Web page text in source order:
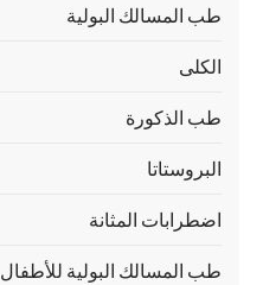
طب المسالك البولية
الكلى
طب الذكورة
البروستاتا
اضطرابات المثانة
طب المسالك البولية للأطفال